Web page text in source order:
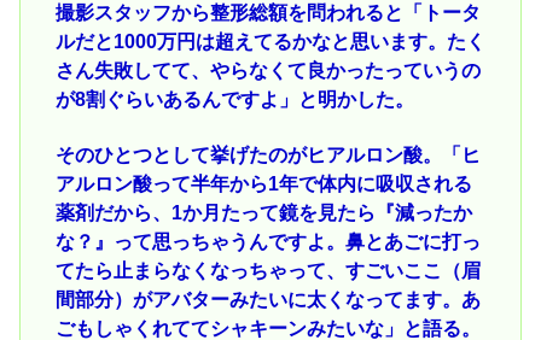
撮影スタッフから整形総額を問われると「トータ
ルだと1000万円は超えてるかなと思います。たく
さん失敗してて、やらなくて良かったっていうの
が8割ぐらいあるんですよ」と明かした。
そのひとつとして挙げたのがヒアルロン酸。「ヒ
アルロン酸って半年から1年で体内に吸収される
薬剤だから、1か月たって鏡を見たら『減ったか
な？』って思っちゃうんですよ。鼻とあごに打っ
てたら止まらなくなっちゃって、すごいここ（眉
間部分）がアバターみたいに太くなってます。あ
ごもしゃくれててシャキーンみたいな」と語る。